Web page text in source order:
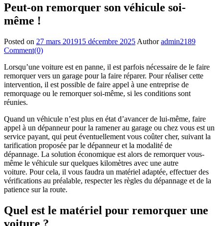
Peut-on remorquer son véhicule soi-
même !
Posted on 27 mars 201915 décembre 2025 Author admin2189
Comment(0)
Lorsqu’une voiture est en panne, il est parfois nécessaire de le faire
remorquer vers un garage pour la faire réparer. Pour réaliser cette
intervention, il est possible de faire appel à une entreprise de
remorquage ou le remorquer soi-même, si les conditions sont
réunies.
Quand un véhicule n’est plus en état d’avancer de lui-même, faire
appel à un dépanneur pour la ramener au garage ou chez vous est un
service payant, qui peut éventuellement vous coûter cher, suivant la
tarification proposée par le dépanneur et la modalité de
dépannage. La solution économique est alors de remorquer vous-
même le véhicule sur quelques kilomètres avec une autre
voiture. Pour cela, il vous faudra un matériel adaptée, effectuer des
vérifications au préalable, respecter les règles du dépannage et de la
patience sur la route.
Quel est le matériel pour remorquer une
voiture ?